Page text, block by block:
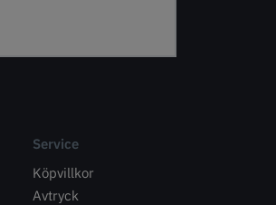
Service
Köpvillkor
Avtryck